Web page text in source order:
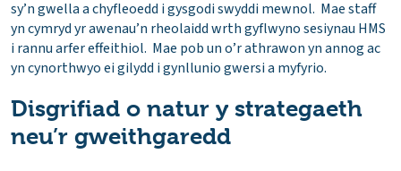
sy’n gwella a chyfleoedd i gysgodi swyddi mewnol. Mae staff
yn cymryd yr awenau’n rheolaidd wrth gyflwyno sesiynau HMS
i rannu arfer effeithiol. Mae pob un o’r athrawon yn annog ac
yn cynorthwyo ei gilydd i gynllunio gwersi a myfyrio.
Disgrifiad o natur y strategaeth
neu’r gweithgaredd